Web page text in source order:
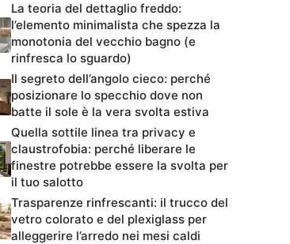
La teoria del dettaglio freddo:
l’elemento minimalista che spezza la
monotonia del vecchio bagno (e
rinfresca lo sguardo)
Il segreto dell’angolo cieco: perché
posizionare lo specchio dove non
batte il sole è la vera svolta estiva
Quella sottile linea tra privacy e
claustrofobia: perché liberare le
finestre potrebbe essere la svolta per
il tuo salotto
Trasparenze rinfrescanti: il trucco del
vetro colorato e del plexiglass per
alleggerire l’arredo nei mesi caldi